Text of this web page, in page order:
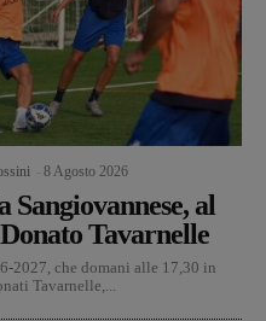
8 Agosto 2026
al
Tavarnelle
2027, che domani alle 17,30 in
Tavarnelle,...